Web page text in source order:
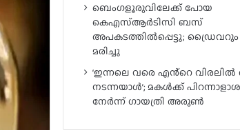
ബെംഗളൂരുവിലേക്ക് പോയ
കെഎസ്ആർടിസി ബസ്
അപകടത്തിൽപ്പെട്ടു; ഡ്രൈവറും
മരിച്ചു
‘ഇന്നലെ വരെ എൻ്റെ വിരലിൽ
നടന്നയാൾ’; മകൾ‌ക്ക്
നേർന്ന് ഗായത്രി അരുൺ